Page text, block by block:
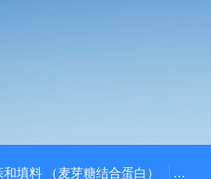
填料 （麦芽糖结合蛋白）